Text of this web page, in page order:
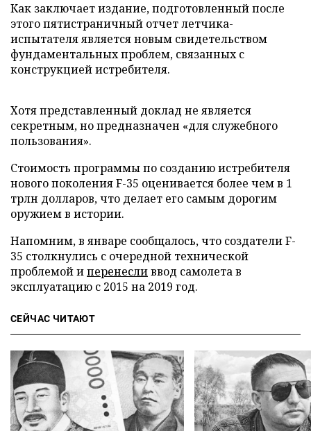
Как заключает издание, подготовленный после
этого пятистраничный отчет летчика-
испытателя является новым свидетельством
фундаментальных проблем, связанных с
конструкцией истребителя.
Хотя представленный доклад не является
секретным, но предназначен «для служебного
пользования».
Стоимость программы по созданию истребителя
нового поколения F-35 оценивается более чем в 1
трлн долларов, что делает его самым дорогим
оружием в истории.
Напомним, в январе сообщалось, что создатели F-
35 столкнулись с очередной технической
проблемой иперенесливвод самолета в
эксплуатацию с 2015 на 2019 год.
СЕЙЧАС ЧИТАЮТ